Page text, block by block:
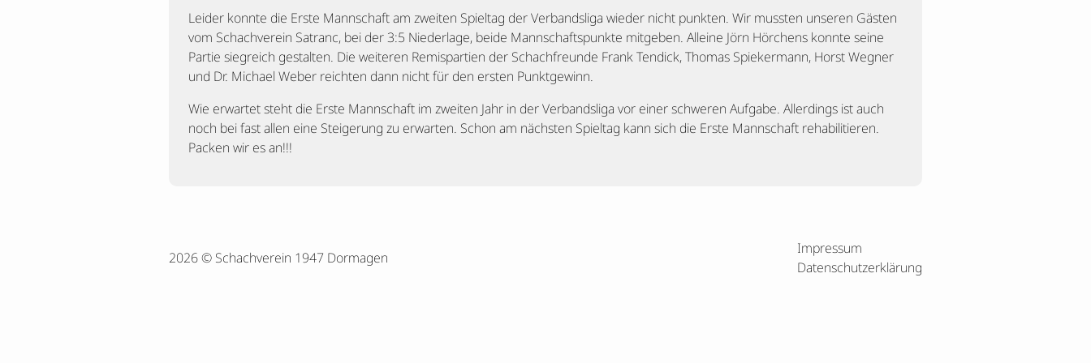
Leider konnte die Erste Mannschaft am zweiten Spieltag der Verbandsliga wieder nicht punkten. Wir mussten unseren Gästen
vom Schachverein Satranc, bei der 3:5 Niederlage, beide Mannschaftspunkte mitgeben. Alleine Jörn Hörchens konnte seine
Partie siegreich gestalten. Die weiteren Remispartien der Schachfreunde Frank Tendick, Thomas Spiekermann, Horst Wegner
und Dr. Michael Weber reichten dann nicht für den ersten Punktgewinn.
Wie erwartet steht die Erste Mannschaft im zweiten Jahr in der Verbandsliga vor einer schweren Aufgabe. Allerdings ist auch
noch bei fast allen eine Steigerung zu erwarten. Schon am nächsten Spieltag kann sich die Erste Mannschaft rehabilitieren.
Packen wir es an!!!
2026 © Schachverein 1947 Dormagen
Impressum
Datenschutzerklärung